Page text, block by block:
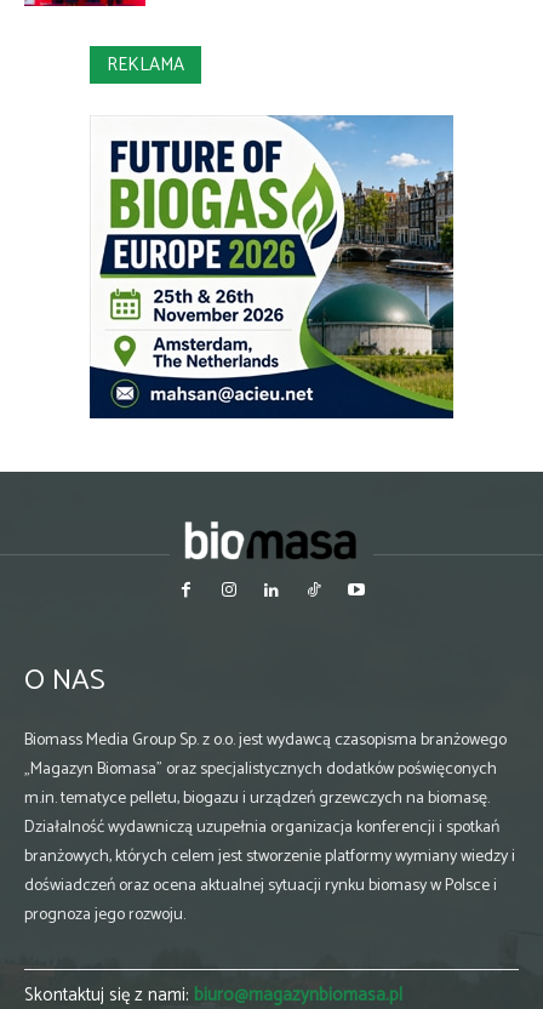
REKLAMA
O NAS
Biomass Media Group Sp. z o.o. jest wydawcą czasopisma branżowego
„Magazyn Biomasa” oraz specjalistycznych dodatków poświęconych
m.in. tematyce pelletu, biogazu i urządzeń grzewczych na biomasę.
Działalność wydawniczą uzupełnia organizacja konferencji i spotkań
branżowych, których celem jest stworzenie platformy wymiany wiedzy i
doświadczeń oraz ocena aktualnej sytuacji rynku biomasy w Polsce i
prognoza jego rozwoju.
Skontaktuj się z nami: biuro@magazynbiomasa.pl